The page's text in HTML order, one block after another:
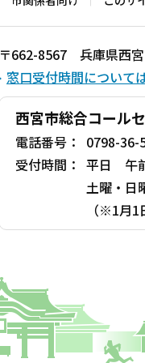
〒662-8567 兵庫県西宮
窓口受付時間について
西宮市総合コール
電話番号：
0798-36-
受付時間： 平日 午
土曜・日
（※1月1